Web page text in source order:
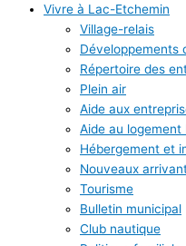
Vivre à Lac-Etchemin
Village-relais
Développements
Répertoire des
Plein air
Aide aux
Aide au
Hébergement et
Nouveaux
Tourisme
Bulletin municipal
Club nautique